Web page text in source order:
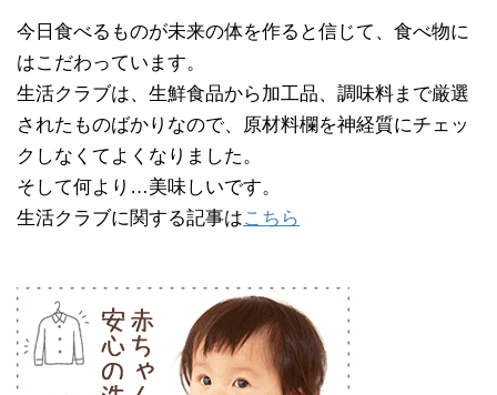
今日食べるものが未来の体を作ると信じて、食べ物に
はこだわっています。
生活クラブは、生鮮食品から加工品、調味料まで厳選
されたものばかりなので、原材料欄を神経質にチェッ
クしなくてよくなりました。
そして何より…美味しいです。
生活クラブに関する記事はこちら